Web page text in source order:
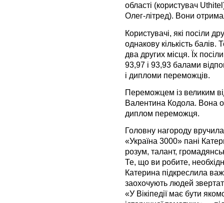
області (користувач
Олег-літред). Вони
Користувачі, які посіли
однакову кількість
два других місця. Їх
93,97 і 93,93 балами
і дипломи переможців.
Переможцем із великим
Валентина Кодола. Вона
диплом переможця.
Головну нагороду
«Україна 3000» пані
розум, талант,
Те, що ви робите,
Катерина підкреслила
заохочують людей
«У Вікіпедії має бути